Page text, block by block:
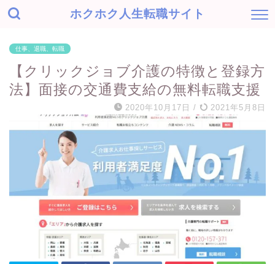
ホクホク人生転職サイト
仕事、退職、転職
【クリックジョブ介護の特徴と登録方
法】面接の交通費支給の無料転職支援
2020年10月17日 / 2021年5月8日